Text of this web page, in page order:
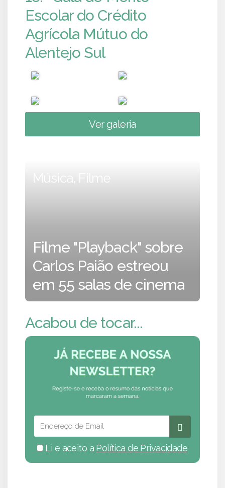
Escolar do Crédito
Agrícola Mútuo do
Alentejo Sul
Ver galeria
Música, Filme
Filme "Playback" sobre
Carlos Paião estreou
em 55 salas de cinema
Acabou de tocar...
Li e aceito a Política de Privacidade